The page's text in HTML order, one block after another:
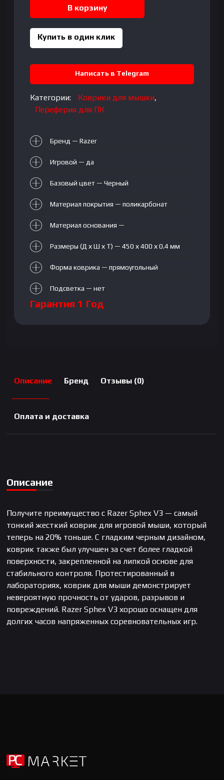
Large
В корзину
Купить в один клик
Написать в Telegram
Категории: Коврики для мышки,
Переферия для ПК
Бренд — Razer
Игровой — да
Базовый цвет — Черный
Материал покрытия — поликарбонат
Материал основания —
Размеры (Д х Ш х Т) — 450 х 400 х 0.4 мм
Форма коврика — прямоугольный
Подсветка — нет
Гарантия 1 Год
Описание Бренд Отзывы (0)
Оплата и доставка
Описание
Получите преимущество с Razer Sphex V3 — самый
тонкий жесткий коврик для игровой мыши, который
теперь на 20% тоньше. С гладким черным дизайном,
коврик также был улучшен за счет более гладкой
поверхности, закрепленной на липкой основе для
стабильного контроля. Протестированный в
лабораториях, коврик для мыши демонстрирует
невероятную прочность от ударов, разрывов и
повреждений. Razer Sphex V3 хорошо оснащен для
долгих часов напряженных соревновательных игр.